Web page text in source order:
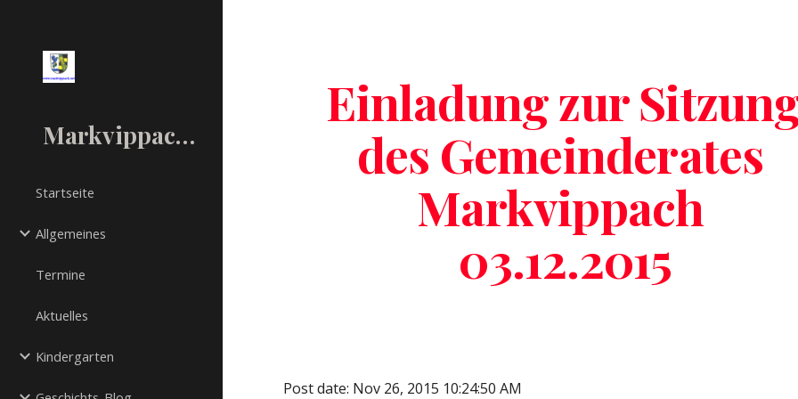
Markvippach.net
Startseite
Allgemeines
Termine
Aktuelles
Kindergarten
Einladung zur
des Gemeinderates
Markvippach
03.12.2015
Post date: Nov 26, 2015 10:24:50 AM